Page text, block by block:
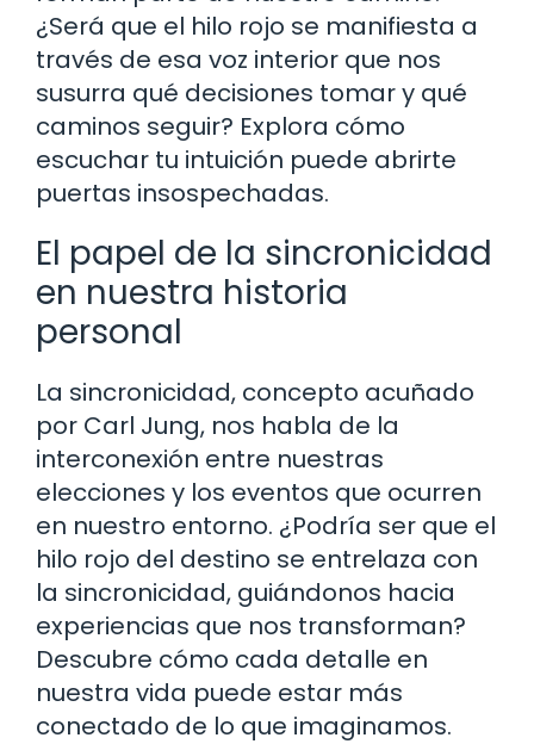
¿Será que el hilo rojo se manifiesta a
través de esa voz interior que nos
susurra qué decisiones tomar y qué
caminos seguir? Explora cómo
escuchar tu intuición puede abrirte
puertas insospechadas.
El papel de la sincronicidad
en nuestra historia
personal
La sincronicidad, concepto acuñado
por Carl Jung, nos habla de la
interconexión entre nuestras
elecciones y los eventos que ocurren
en nuestro entorno. ¿Podría ser que el
hilo rojo del destino se entrelaza con
la sincronicidad, guiándonos hacia
experiencias que nos transforman?
Descubre cómo cada detalle en
nuestra vida puede estar más
conectado de lo que imaginamos.